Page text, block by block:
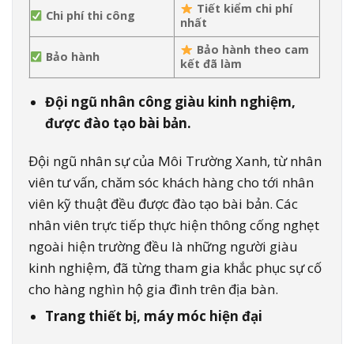
Chi phí thi công
Tiết kiểm chi phí
nhất
Bảo hành
Bảo hành theo cam
kết đã làm
Đội ngũ nhân công giàu kinh nghiệm,
được đào tạo bài bản.
Đội ngũ nhân sự của Môi Trường Xanh, từ nhân
viên tư vấn, chăm sóc khách hàng cho tới nhân
viên kỹ thuật đều được đào tạo bài bản. Các
nhân viên trực tiếp thực hiện thông cống nghẹt
ngoài hiện trường đều là những người giàu
kinh nghiệm, đã từng tham gia khắc phục sự cố
cho hàng nghìn hộ gia đình trên địa bàn.
Trang thiết bị, máy móc hiện đại